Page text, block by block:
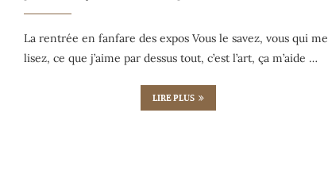
La rentrée en fanfare des expos Vous le savez, vous qui me
lisez, ce que j’aime par dessus tout, c’est l’art, ça m’aide …
LIRE PLUS